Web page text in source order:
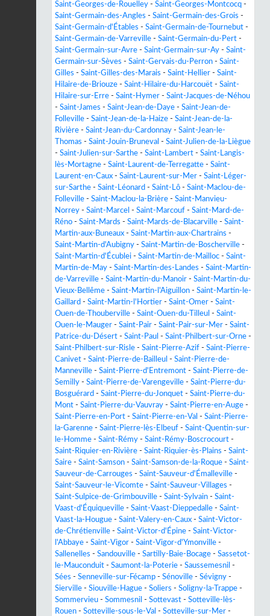
Saint-Georges-de-Rouelley - Saint-Georges-Montcocq -
Saint-Germain-des-Angles - Saint-Germain-des-Grois -
Saint-Germain-d'Étables - Saint-Germain-de-Tournebut -
Saint-Germain-de-Varreville - Saint-Germain-du-Pert -
Saint-Germain-sur-Avre - Saint-Germain-sur-Ay - Saint-
Germain-sur-Sèves - Saint-Gervais-du-Perron - Saint-
Gilles - Saint-Gilles-des-Marais - Saint-Hellier - Saint-
Hilaire-de-Briouze - Saint-Hilaire-du-Harcouët - Saint-
Hilaire-sur-Erre - Saint-Hymer - Saint-Jacques-de-Néhou
- Saint-James - Saint-Jean-de-Daye - Saint-Jean-de-
Folleville - Saint-Jean-de-la-Haize - Saint-Jean-de-la-
Rivière - Saint-Jean-du-Cardonnay - Saint-Jean-le-
Thomas - Saint-Jouin-Bruneval - Saint-Julien-de-la-Liègue
- Saint-Julien-sur-Sarthe - Saint-Lambert - Saint-Langis-
lès-Mortagne - Saint-Laurent-de-Terregatte - Saint-
Laurent-en-Caux - Saint-Laurent-sur-Mer - Saint-Léger-
sur-Sarthe - Saint-Léonard - Saint-Lô - Saint-Maclou-de-
Folleville - Saint-Maclou-la-Brière - Saint-Manvieu-
Norrey - Saint-Marcel - Saint-Marcouf - Saint-Mard-de-
Réno - Saint-Mards - Saint-Mards-de-Blacarville - Saint-
Martin-aux-Buneaux - Saint-Martin-aux-Chartrains -
Saint-Martin-d'Aubigny - Saint-Martin-de-Boscherville -
Saint-Martin-d'Écublei - Saint-Martin-de-Mailloc - Saint-
Martin-de-May - Saint-Martin-des-Landes - Saint-Martin-
de-Varreville - Saint-Martin-du-Manoir - Saint-Martin-du-
Vieux-Bellême - Saint-Martin-l'Aiguillon - Saint-Martin-le-
Gaillard - Saint-Martin-l'Hortier - Saint-Omer - Saint-
Ouen-de-Thouberville - Saint-Ouen-du-Tilleul - Saint-
Ouen-le-Mauger - Saint-Pair - Saint-Pair-sur-Mer - Saint-
Patrice-du-Désert - Saint-Paul - Saint-Philbert-sur-Orne -
Saint-Philbert-sur-Risle - Saint-Pierre-Azif - Saint-Pierre-
Canivet - Saint-Pierre-de-Bailleul - Saint-Pierre-de-
Manneville - Saint-Pierre-d'Entremont - Saint-Pierre-de-
Semilly - Saint-Pierre-de-Varengeville - Saint-Pierre-du-
Bosguérard - Saint-Pierre-du-Jonquet - Saint-Pierre-du-
Mont - Saint-Pierre-du-Vauvray - Saint-Pierre-en-Auge -
Saint-Pierre-en-Port - Saint-Pierre-en-Val - Saint-Pierre-
la-Garenne - Saint-Pierre-lès-Elbeuf - Saint-Quentin-sur-
le-Homme - Saint-Rémy - Saint-Rémy-Boscrocourt -
Saint-Riquier-en-Rivière - Saint-Riquier-ès-Plains - Saint-
Saire - Saint-Samson - Saint-Samson-de-la-Roque - Saint-
Sauveur-de-Carrouges - Saint-Sauveur-d'Émalleville -
Saint-Sauveur-le-Vicomte - Saint-Sauveur-Villages -
Saint-Sulpice-de-Grimbouville - Saint-Sylvain - Saint-
Vaast-d'Équiqueville - Saint-Vaast-Dieppedalle - Saint-
Vaast-la-Hougue - Saint-Valery-en-Caux - Saint-Victor-
de-Chrétienville - Saint-Victor-d'Épine - Saint-Victor-
l'Abbaye - Saint-Vigor - Saint-Vigor-d'Ymonville -
Sallenelles - Sandouville - Sartilly-Baie-Bocage - Sassetot-
le-Mauconduit - Saumont-la-Poterie - Saussemesnil -
Sées - Senneville-sur-Fécamp - Sénoville - Sévigny -
Sierville - Siouville-Hague - Soliers - Soligny-la-Trappe -
Sommervieu - Sommesnil - Sottevast - Sotteville-lès-
Rouen - Sotteville-sous-le-Val - Sotteville-sur-Mer -